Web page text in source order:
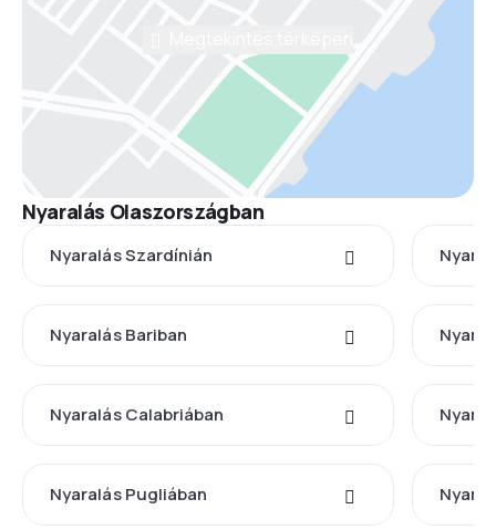
Nyaralás Olaszországban
Nyaralás Szardínián
Nyaralás Bariban
Nyaralás Calabriában
Nyaralás Pugliában